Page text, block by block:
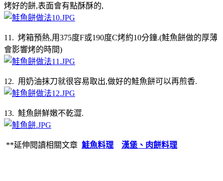
烤好的餅,表面會有點酥酥的,
11. 烤箱預熱,用375度F或190度C烤約10分鐘.(鮭魚餅做的厚薄
會影響烤的時間)
12. 用奶油抹刀就很容易取出,做好的鮭魚餅可以再煎香.
13. 鮭魚餅鮮嫩不乾澀.
**延伸閱讀相關文章 鮭魚料理 漢堡、肉餅料理